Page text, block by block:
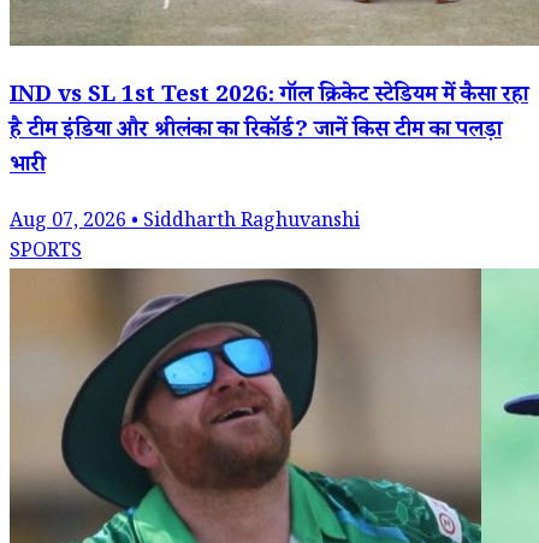
IND vs SL 1st Test 2026: गॉल क्रिकेट स्टेडियम में कैसा रहा
है टीम इंडिया और श्रीलंका का रिकॉर्ड? जानें किस टीम का पलड़ा
भारी
Aug 07, 2026 • Siddharth Raghuvanshi
SPORTS